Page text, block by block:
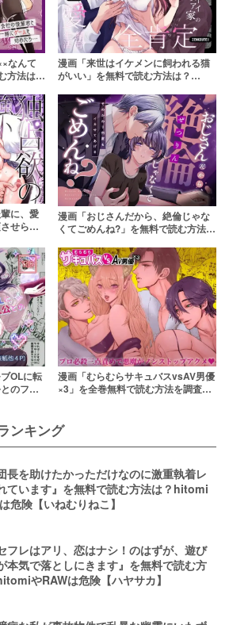
なんて
方法は？
漫画「来世はイケメンに飼われる猫
がいい」を無料で読む方法は？
ー】
に、愛
せられ
三度の
漫画「おじさんだから、絶倫じゃな
くてごめんね?」を無料で読む方法
しり】
OLに転
のフラ
シシガ
漫画「むらむらサキュバスvsAV男優
×3」を全巻無料で読む方法を調査！
ンキング
長を助けたかっただけなのに激重執着レ
ています』を無料で読む方法は？hitomi
危険【いねむりねこ】
フレはアリ、恋はナシ！のはずが、遊び
本気で落としにきます』を無料で読む方
やRAWは危険【ハヤサカ】